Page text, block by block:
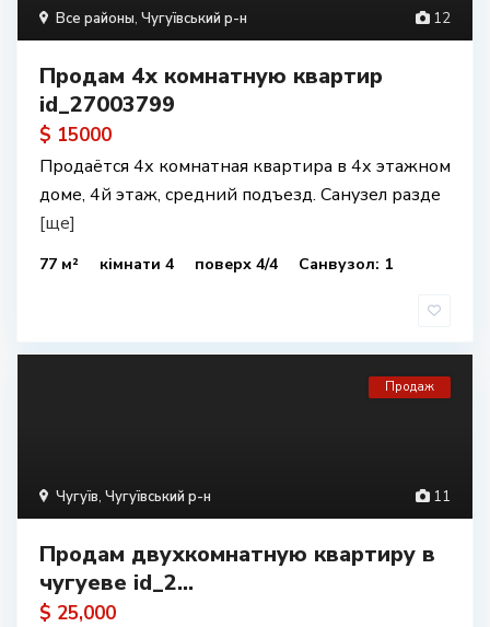
12
Все районы, Чугуївський р-н
Продам 4х комнатную квартир
id_27003799
$ 15000
Продаётся 4х комнатная квартира в 4х этажном
доме, 4й этаж, средний подъезд. Санузел разде
[ще]
77 м² кімнати 4 поверх 4/4 Санвузол: 1
11
Чугуїв, Чугуївський р-н
Продаж
Продам двухкомнатную квартиру в
чугуеве id_2...
$ 25,000